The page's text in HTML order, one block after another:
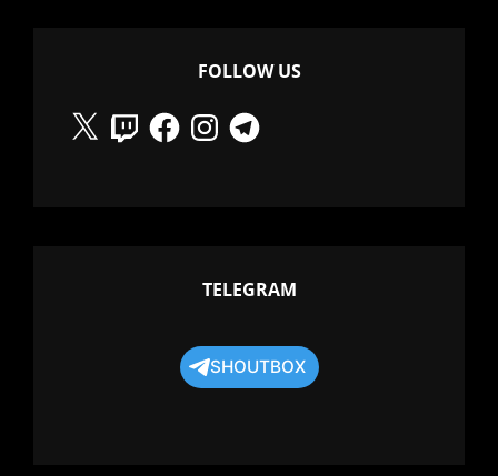
FOLLOW US
X
TwitchFacebookInstagramTelegram
TELEGRAM
SHOUTBOX